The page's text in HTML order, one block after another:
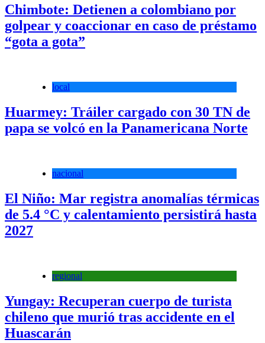
Chimbote: Detienen a colombiano por
golpear y coaccionar en caso de préstamo
“gota a gota”
local
Huarmey: Tráiler cargado con 30 TN de
papa se volcó en la Panamericana Norte
nacional
El Niño: Mar registra anomalías térmicas
de 5.4 °C y calentamiento persistirá hasta
2027
regional
Yungay: Recuperan cuerpo de turista
chileno que murió tras accidente en el
Huascarán